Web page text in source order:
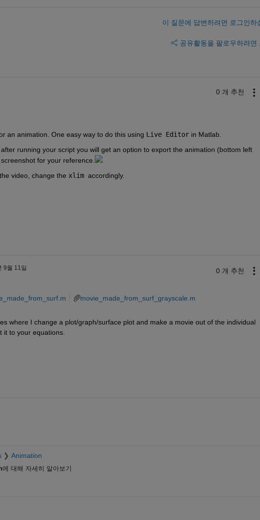
이 질문에 답변하려면 로그인하
공유활동을 팔로우하려면
0 개 추천
an animation. One easy way to do this using Live Editor in Matlab.
after running your script you will get an option to export the animation (bottom left
for your reference.
video, change the xlim accordingly.
9월 11일 0 개 추천
movie_made_from_surf_grayscale.m
where I change a plot/graph/surface plot and make a movie out of the individual
it to your equations.
Animation
에 대해 자세히 알아보기